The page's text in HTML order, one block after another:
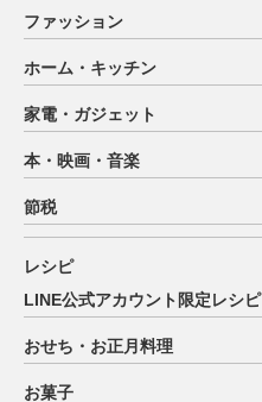
ファッション
ホーム・キッチン
家電・ガジェット
本・映画・音楽
節税
レシピ
LINE公式アカウント限定レシピ
おせち・お正月料理
お菓子